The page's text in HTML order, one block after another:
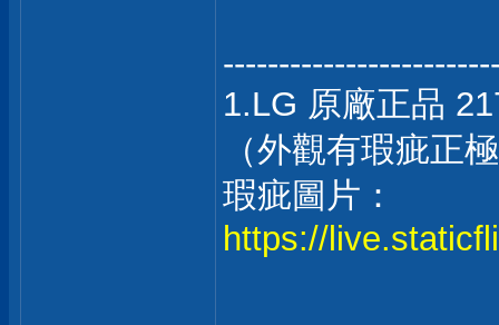
1.LG 原廠正品
（外觀有瑕疵正
瑕疵圖片：
https://